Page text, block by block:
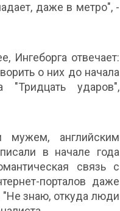
даже в метро", -
Ингеборга отвечает:
о них до начала
ударов",
мужем, английским
в начале года
связь с
порталов даже
знаю, откуда люди